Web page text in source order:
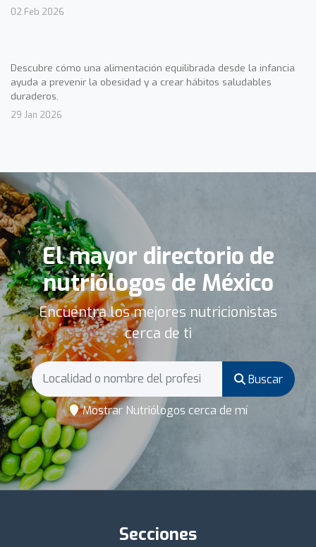
02 Feb 2026
Descubre cómo una alimentación equilibrada desde la infancia
ayuda a prevenir la obesidad y a crear hábitos saludables
duraderos.
29 Jan 2026
El mayor directorio de
nutriólogos de México
Encuentra los mejores nutricionistas
cerca de ti
Buscar
Mostrar Nutriólogos cerca de mí
Secciones